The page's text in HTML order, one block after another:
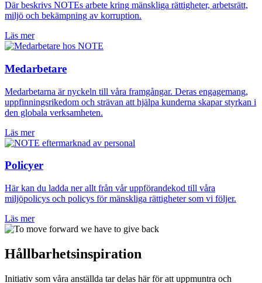
Där beskrivs NOTEs arbete kring mänskliga rättigheter, arbetsrätt,
miljö och bekämpning av korruption.
Läs mer
Medarbetare
Medarbetarna är nyckeln till våra framgångar. Deras engagemang,
uppfinningsrikedom och strävan att hjälpa kunderna skapar styrkan i
den globala verksamheten.
Läs mer
Policyer
Här kan du ladda ner allt från vår uppförandekod till våra
miljöpolicys och policys för mänskliga rättigheter som vi följer.
Läs mer
Hållbarhetsinspiration
Initiativ som våra anställda tar delas här för att uppmuntra och